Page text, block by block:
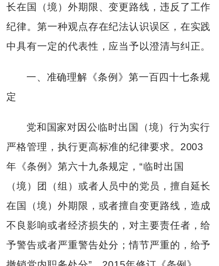
长在国（境）外期限、变更路线，违反了工作
纪律。第一种观点存在纪法认识误区，在实践
中具有一定的代表性，应当予以澄清与纠正。
一、准确理解《条例》第一百四十七条规
定
党和国家对因公临时出国（境）行为实行
严格管理，执行更高标准的纪律要求。2003
年《条例》第六十九条规定，“临时出国
（境）团（组）或者人员中的党员，擅自延长
在国（境）外期限，或者擅自变更路线，造成
不良影响或者经济损失的，对主要责任者，给
予警告或者严重警告处分；情节严重的，给予